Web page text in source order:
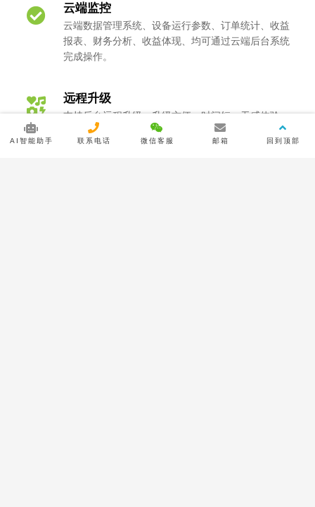
云端监控
云端数据管理系统、设备运行参数、订单统计、收益
报表、财务分析、收益体现、均可通过云端后台系统
完成操作。
远程升级
支持后台远程升级、升级方便、时间短、无感体验。
AI智能助手 联系电话 微信客服 邮箱 回到顶部